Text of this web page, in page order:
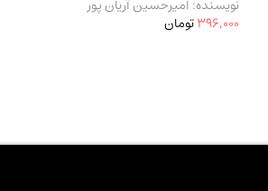
نویسنده: امیرحسین آریان پور
396,000تومان